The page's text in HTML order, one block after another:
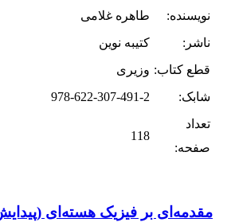
نویسنده:
طاهره غلامی
ناشر:
کتیبه نوین
قطع کتاب: وزیری
شابک:
978-622-307-491-2
تعداد
صفحه:
118
مقدمه‌ای بر فیزیک هسته‌ای (پیدایش